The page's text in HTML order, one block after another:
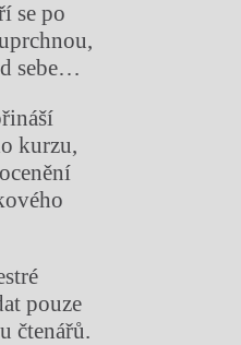
se po
sebe…
kurzu,
pouze
čtenářů.